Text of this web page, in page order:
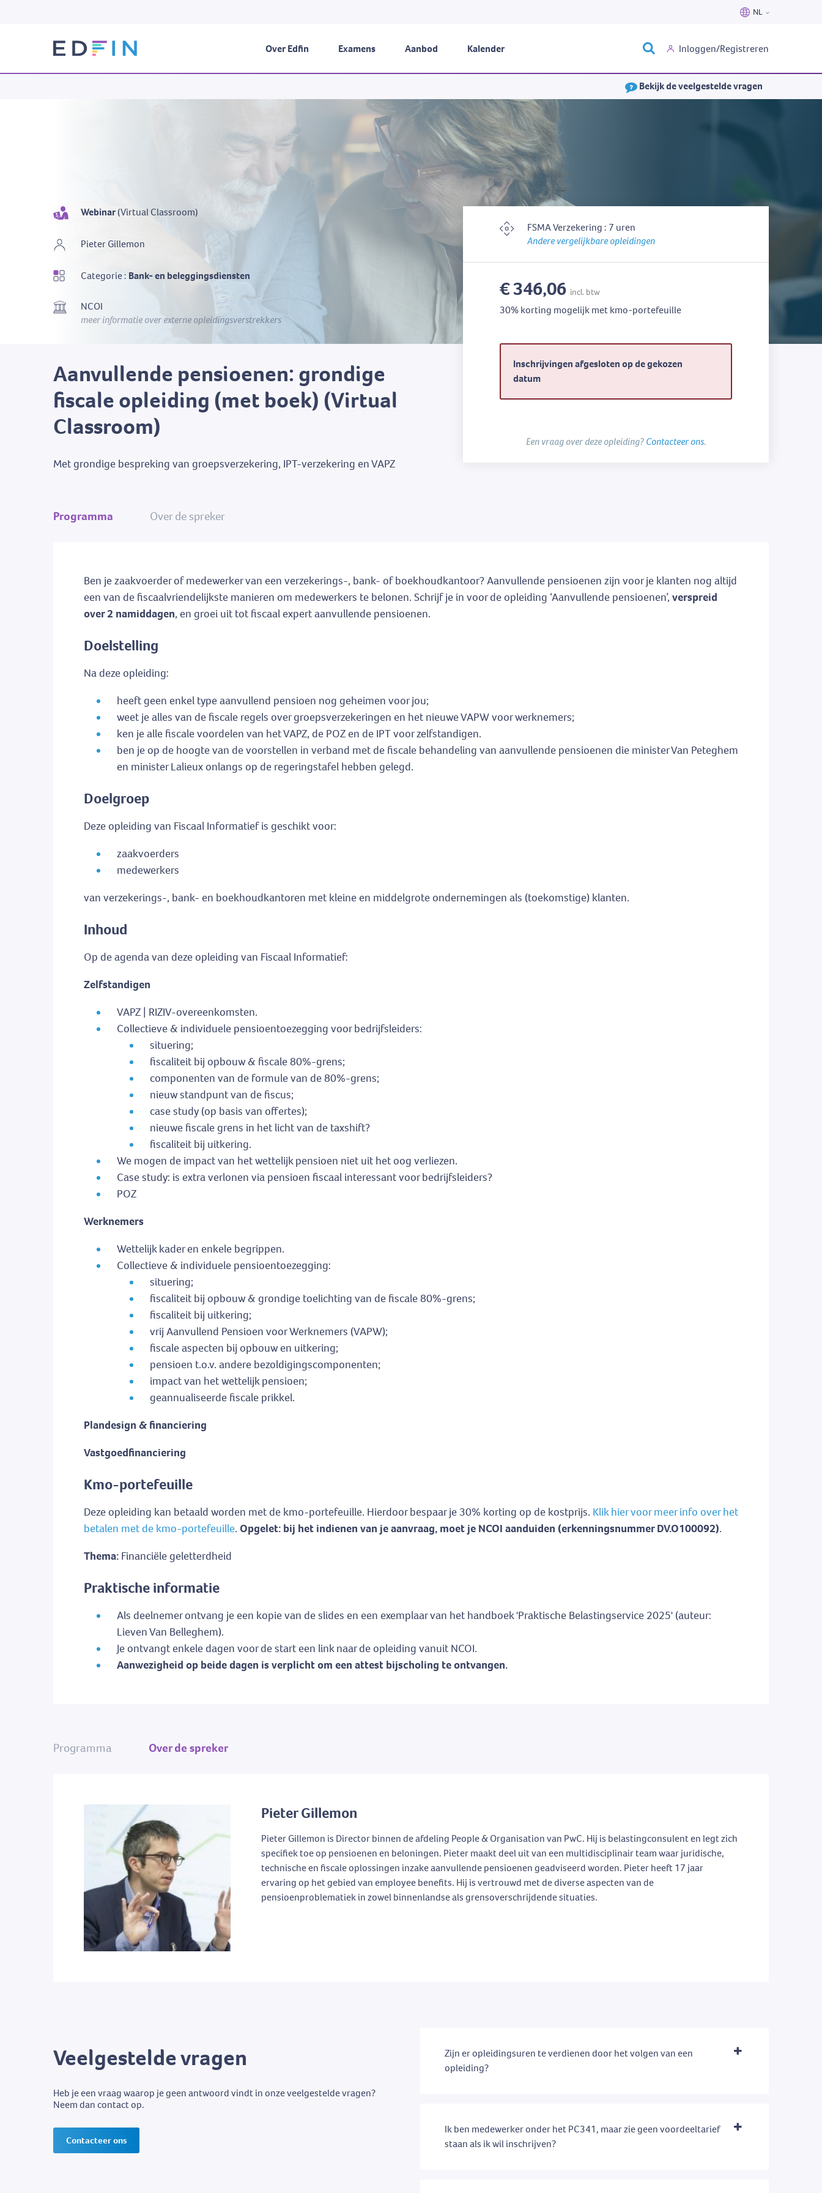
NL
Français
Over Edfin Examens Aanbod Kalender Inloggen/Registreren
Bekijk de veelgestelde vragen
Webinar(Virtual Classroom)
Pieter Gillemon
Categorie : Bank- en beleggingsdiensten
NCOI
meer informatie over externe opleidingsverstrekkers
Aanvullende pensioenen: grondige
fiscale opleiding (met boek) (Virtual
Classroom)
Met grondige bespreking van groepsverzekering, IPT-verzekering en VAPZ
FSMA Verzekering : 7 uren
Andere vergelijkbare opleidingen
€ 346,06 incl. btw
30% korting mogelijk met kmo-portefeuille
Inschrijvingen afgesloten op de gekozen
datum
Een vraag over deze opleiding?Contacteer ons.
Programma Over de spreker
Ben je zaakvoerder of medewerker van een verzekerings-, bank- of boekhoudkantoor? Aanvullende pensioenen zijn voor je klanten nog altijd
een van de fiscaalvriendelijkste manieren om medewerkers te belonen. Schrijf je in voor de opleiding ‘Aanvullende pensioenen’, verspreid
over 2 namiddagen, en groei uit tot fiscaal expert aanvullende pensioenen.
Doelstelling
Na deze opleiding:
heeft geen enkel type aanvullend pensioen nog geheimen voor jou;
weet je alles van de fiscale regels over groepsverzekeringen en het nieuwe VAPW voor werknemers;
ken je alle fiscale voordelen van het VAPZ, de POZ en de IPT voor zelfstandigen.
ben je op de hoogte van de voorstellen in verband met de fiscale behandeling van aanvullende pensioenen die minister Van Peteghem
en minister Lalieux onlangs op de regeringstafel hebben gelegd.
Doelgroep
Deze opleiding van Fiscaal Informatief is geschikt voor:
zaakvoerders
medewerkers
van verzekerings-, bank- en boekhoudkantoren met kleine en middelgrote ondernemingen als (toekomstige) klanten.
Inhoud
Op de agenda van deze opleiding van Fiscaal Informatief:
Zelfstandigen
VAPZ | RIZIV-overeenkomsten.
Collectieve & individuele pensioentoezegging voor bedrijfsleiders:
situering;
fiscaliteit bij opbouw & fiscale 80%-grens;
componenten van de formule van de 80%-grens;
nieuw standpunt van de fiscus;
case study (op basis van offertes);
nieuwe fiscale grens in het licht van de taxshift?
fiscaliteit bij uitkering.
We mogen de impact van het wettelijk pensioen niet uit het oog verliezen.
Case study: is extra verlonen via pensioen fiscaal interessant voor bedrijfsleiders?
POZ
Werknemers
Wettelijk kader en enkele begrippen.
Collectieve & individuele pensioentoezegging:
situering;
fiscaliteit bij opbouw & grondige toelichting van de fiscale 80%-grens;
fiscaliteit bij uitkering;
vrij Aanvullend Pensioen voor Werknemers (VAPW);
fiscale aspecten bij opbouw en uitkering;
pensioen t.o.v. andere bezoldigingscomponenten;
impact van het wettelijk pensioen;
geannualiseerde fiscale prikkel.
Plandesign & financiering
Vastgoedfinanciering
Kmo-portefeuille
Deze opleiding kan betaald worden met de kmo-portefeuille. Hierdoor bespaar je 30% korting op de kostprijs. Klik hier voor meer info over het
betalen met de kmo-portefeuille. Opgelet: bij het indienen van je aanvraag, moet je NCOI aanduiden (erkenningsnummer DV.O100092).
Thema: Financiële geletterdheid
Praktische informatie
Als deelnemer ontvang je een kopie van de slides en een exemplaar van het handboek 'Praktische Belastingservice 2025' (auteur:
Lieven Van Belleghem).
Je ontvangt enkele dagen voor de start een link naar de opleiding vanuit NCOI.
Aanwezigheid op beide dagen is verplicht om een attest bijscholing te ontvangen.
Programma Over de spreker
Pieter Gillemon
Pieter Gillemon is Director binnen de afdeling People & Organisation van PwC. Hij is belastingconsulent en legt zich
specifiek toe op pensioenen en beloningen. Pieter maakt deel uit van een multidisciplinair team waar juridische,
technische en fiscale oplossingen inzake aanvullende pensioenen geadviseerd worden. Pieter heeft 17 jaar
ervaring op het gebied van employee benefits. Hij is vertrouwd met de diverse aspecten van de
pensioenproblematiek in zowel binnenlandse als grensoverschrijdende situaties.
Veelgestelde vragen
Heb je een vraag waarop je geen antwoord vindt in onze veelgestelde vragen?
Neem dan contact op.
Contacteer ons
Zijn er opleidingsuren te verdienen door het volgen van een
opleiding?
Ik ben medewerker onder het PC341, maar zie geen voordeeltarief
staan als ik wil inschrijven?